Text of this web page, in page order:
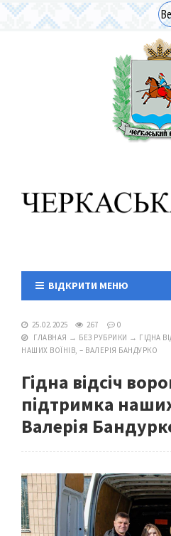
ВІДКРИТИ МЕНЮ
25.02.2025 267
0
ГЛАВНАЯ → БЕЗ РУБРИКИ → ГІДНА
НАШИХ ВОЇНІВ, – ВАЛЕРІЯ БАНДУРКО
Гідна відсіч
підтримка
Валерія